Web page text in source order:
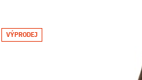
VÝPRODEJ